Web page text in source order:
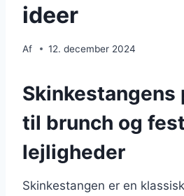
ideer
Af 12. december 2024
til brunch og
lejligheder
Skinkestangen er en